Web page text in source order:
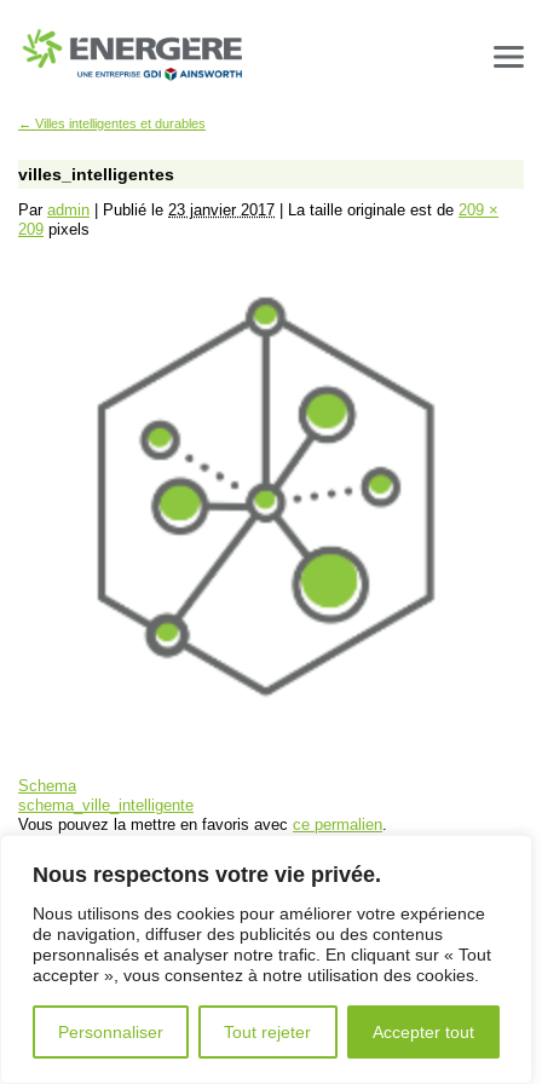
Nous respectons votre vie privée.
Nous utilisons des cookies pour améliorer votre expérience
de navigation, diffuser des publicités ou des contenus
personnalisés et analyser notre trafic. En cliquant sur « Tout
accepter », vous consentez à notre utilisation des cookies.
Personnaliser Tout rejeter Accepter tout
← Villes intelligentes et durables
villes_intelligentes
Par admin Publié le 23 janvier 2017 La taille originale est de 209 ×
209 pixels
Schema
schema_ville_intelligente
Vous pouvez la mettre en favoris avec ce permalien
ENGLISH
© 2026 Énergère. Tous droits réservés.
Conception et réalisation du site Internet par Tapage